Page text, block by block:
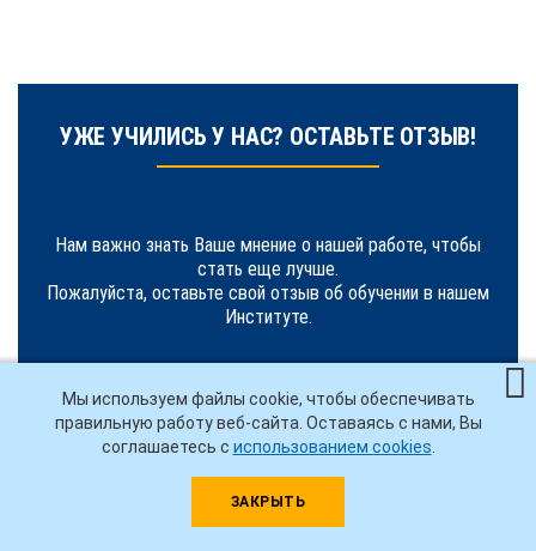
УЖЕ УЧИЛИСЬ У НАС? ОСТАВЬТЕ ОТЗЫВ!
Нам важно знать Ваше мнение о нашей работе, чтобы
стать еще лучше.
Пожалуйста, оставьте свой отзыв об обучении в нашем
Институте.
НАПИСАТЬ ОТЗЫВ
Мы используем файлы cookie, чтобы обеспечивать
правильную работу веб-сайта. Оставаясь с нами, Вы
соглашаетесь с использованием cookies
ЗАКРЫТЬ